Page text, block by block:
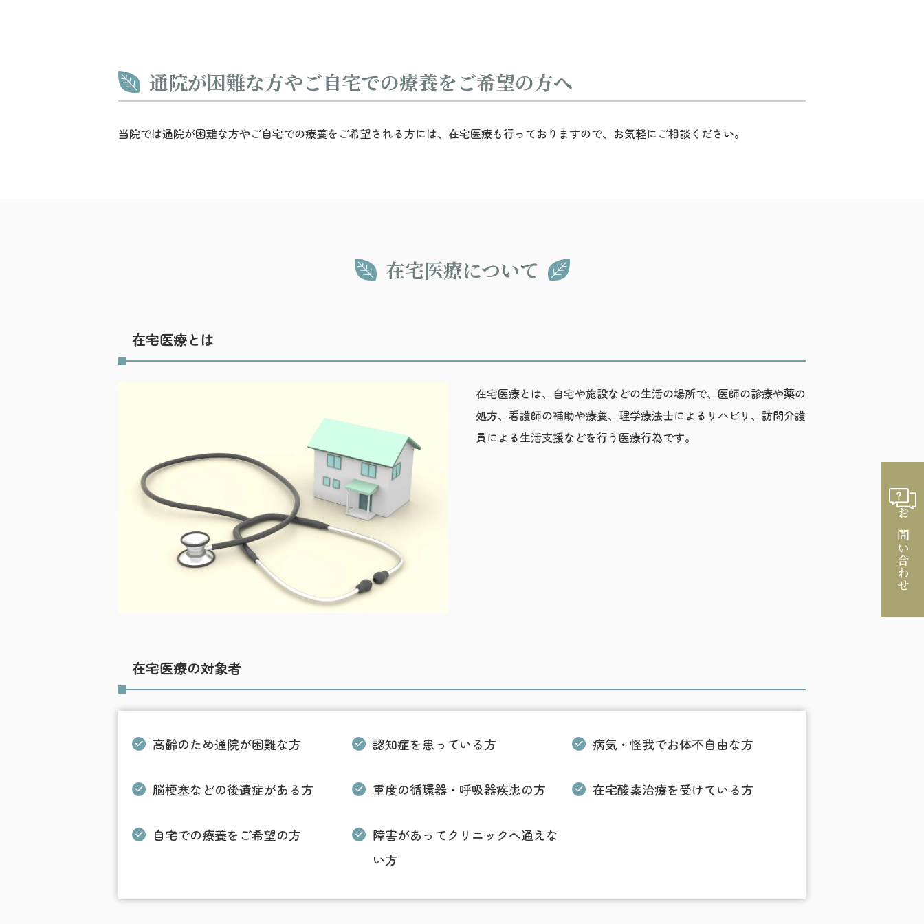
お問い合わせ
通院が困難な方やご自宅での療養をご希望の方へ
当院では通院が困難な方やご自宅での療養をご希望される方には、在宅医療も行っておりますので、お気軽にご相談ください。
在宅医療について
在宅医療とは
在宅医療とは、自宅や施設などの生活の場所で、医師の診療や薬の
処方、看護師の補助や療養、理学療法士によるリハビリ、訪問介護
員による生活支援などを行う医療行為です。
在宅医療の対象者
高齢のため通院が困難な方 認知症を患っている方 病気・怪我でお体不自由な方
脳梗塞などの後遺症がある方 重度の循環器・呼吸器疾患の方 在宅酸素治療を受けている方
自宅での療養をご希望の方
障害があってクリニックへ通えな
い方